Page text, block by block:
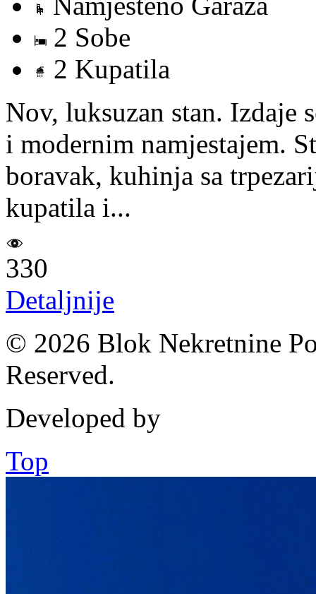
2 Sobe
2 Kupatila
Nov, luksuzan stan. Izdaje
i modernim namjestajem.
boravak, kuhinja sa
kupatila i...
330
Detaljnije
© 2026 Blok Nekretnine
Reserved.
Developed by
Top